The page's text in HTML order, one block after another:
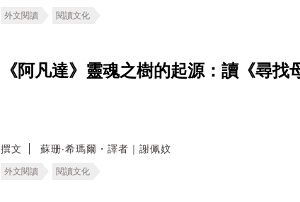
外文閱讀 閱讀文化
《阿凡達》靈魂之樹的起源：讀《尋
撰文 蘇珊‧希瑪爾・譯者｜謝佩妏
外文閱讀 閱讀文化